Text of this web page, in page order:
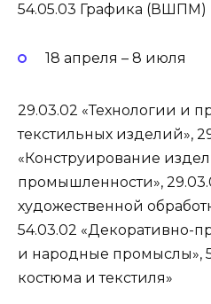
54.05.03 Графика (ВШПМ)
18 апреля – 8 июля
29.03.02 «Технологии и
текстильных изделий»,
«Конструирование
промышленности»,
художественной
54.03.02 «Декоративно-
и народные промыслы»,
костюма и текстиля»